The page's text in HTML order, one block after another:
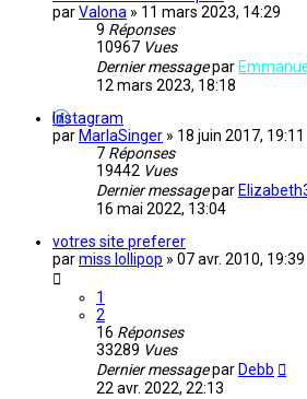
parValona » 11 mars 2023, 14:29
9 Réponses
10967 Vues
Dernier messagepar
12 mars 2023, 18:18
Instagram
par MarlaSinger » 18 juin 2017, 19:11
7 Réponses
19442 Vues
Dernier messagepar
16 mai 2022, 13:04
votres site preferer
parmiss lollipop » 07 avr. 2010, 19:39
1
2
16 Réponses
33289 Vues
Dernier messagepar Debb
22 avr. 2022, 22:13